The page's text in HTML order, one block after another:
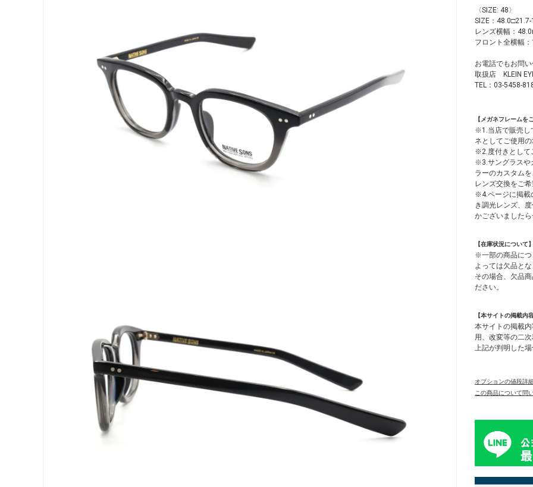
〈SIZE: 48〉
SIZE：
レンズ横幅：
フロント全横幅
お電話でもお問
取扱店 KLEIN
TEL：03-5458-
【メガネフレームを
※1.当店で販売し
ネとしてご使用
※2.度付きとして
※3.サングラスや
ラーのカスタム
レンズ交換をご
※4.ページに掲載
き調光レンズ、
かございました
【在庫状況について
※一部の商品につ
よっては欠品と
その場合、欠品
ださい。
【本サイトの掲載内
本サイトの掲載
用、改変等の二
上記が判明した
オプションの値段詳
この商品について問